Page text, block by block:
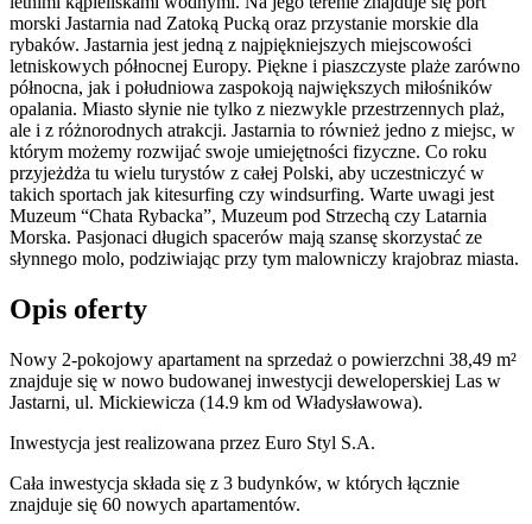
morski Jastarnia nad Zatoką Pucką oraz przystanie morskie dla
rybaków. Jastarnia jest jedną z najpiękniejszych miejscowości
letniskowych północnej Europy. Piękne i piaszczyste plaże zarówno
północna, jak i południowa zaspokoją największych miłośników
opalania. Miasto słynie nie tylko z niezwykle przestrzennych plaż,
ale i z różnorodnych atrakcji. Jastarnia to również jedno z miejsc, w
którym możemy rozwijać swoje umiejętności fizyczne. Co roku
przyjeżdża tu wielu turystów z całej Polski, aby uczestniczyć w
takich sportach jak kitesurfing czy windsurfing. Warte uwagi jest
Muzeum “Chata Rybacka”, Muzeum pod Strzechą czy Latarnia
Morska. Pasjonaci długich spacerów mają szansę skorzystać ze
słynnego molo, podziwiając przy tym malowniczy krajobraz miasta.
Opis oferty
Nowy 2-pokojowy apartament na sprzedaż o powierzchni 38,49 m²
znajduje się w nowo budowanej inwestycji deweloperskiej Las w
Jastarni, ul. Mickiewicza (14.9 km od Władysławowa).
Inwestycja jest realizowana przez Euro Styl S.A.
Cała inwestycja składa się z 3 budynków, w których łącznie
znajduje się 60 nowych apartamentów.